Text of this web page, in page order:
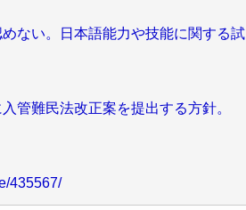
ない。日本語能力や技能に関する試
管難民法改正案を提出する方針。
435567/